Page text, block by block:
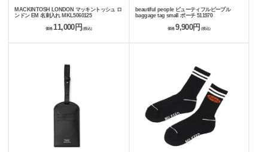
MACKINTOSH LONDON マッキントッシュ ロ
ンドン EM 名刺入れ MKL5060125
価格 11,000円(税込)
beautiful people ビューティフルピープル
baggage tag small ポーチ 511970
価格9,900円 (税込)